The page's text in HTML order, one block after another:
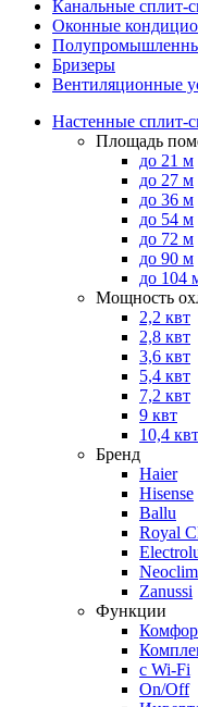
Канальные сплит-
Оконные
Бризеры
Вентиляционные
Настенные сплит-
Площадь
до 21 м
до 27 м
до 36 м
до 54 м
до 72 м
до 90 м
до 104
Мощность
2,2 квт
2,8 квт
3,6 квт
5,4 квт
7,2 квт
9 квт
10,4 квт
Бренд
Haier
Hisense
Ballu
Royal
Zanussi
Функции
с Wi-Fi
On/Off